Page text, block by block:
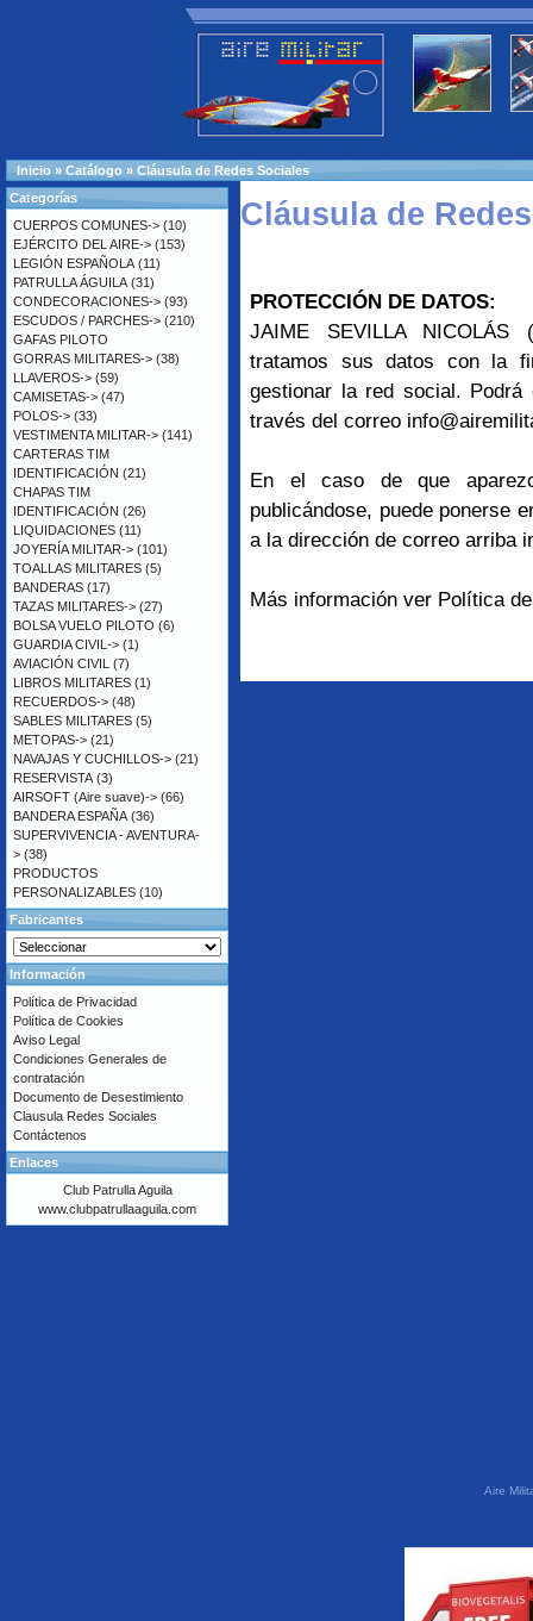
Inicio » Catálogo » Cláusula de Redes Sociales
Cláusula de
PROTECCIÓN DE DATOS:
JAIME SEVILLA NICOLÁS
tratamos sus datos con la
gestionar la red social.
través del correo
En el caso de que
publicándose, puede ponerse
a la dirección de correo arriba
Más información ver Política
Categorías
CUERPOS COMUNES-> (10)
EJÉRCITO DEL AIRE-> (153)
LEGIÓN ESPAÑOLA (11)
PATRULLA ÁGUILA (31)
CONDECORACIONES-> (93)
ESCUDOS / PARCHES-> (210)
GAFAS PILOTO
GORRAS MILITARES-> (38)
LLAVEROS-> (59)
CAMISETAS-> (47)
POLOS-> (33)
VESTIMENTA MILITAR-> (141)
CARTERAS TIM
IDENTIFICACIÓN (21)
CHAPAS TIM
IDENTIFICACIÓN (26)
LIQUIDACIONES (11)
JOYERÍA MILITAR-> (101)
TOALLAS MILITARES (5)
BANDERAS (17)
TAZAS MILITARES-> (27)
BOLSA VUELO PILOTO (6)
GUARDIA CIVIL-> (1)
AVIACIÓN CIVIL (7)
LIBROS MILITARES (1)
RECUERDOS-> (48)
SABLES MILITARES (5)
METOPAS-> (21)
NAVAJAS Y CUCHILLOS-> (21)
RESERVISTA (3)
AIRSOFT (Aire suave)-> (66)
BANDERA ESPAÑA (36)
SUPERVIVENCIA - AVENTURA-
> (38)
PRODUCTOS
PERSONALIZABLES (10)
Fabricantes
Información
Política de Privacidad
Política de Cookies
Aviso Legal
Condiciones Generales de
contratación
Documento de Desestimiento
Clausula Redes Sociales
Contáctenos
Enlaces
Club Patrulla Aguila
www.clubpatrullaaguila.com
Aire